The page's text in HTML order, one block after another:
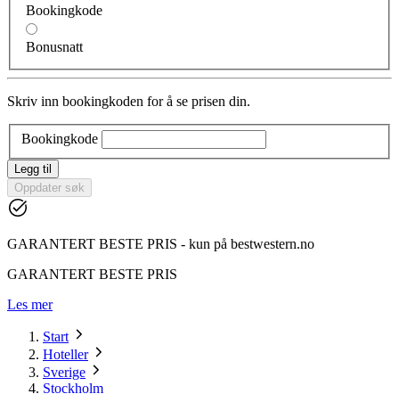
Bookingkode
Bonusnatt
Skriv inn bookingkoden for å se prisen din.
Bookingkode
Legg til
Oppdater søk
GARANTERT BESTE PRIS - kun på bestwestern.no
GARANTERT BESTE PRIS
Les mer
Start
Hoteller
Sverige
Stockholm